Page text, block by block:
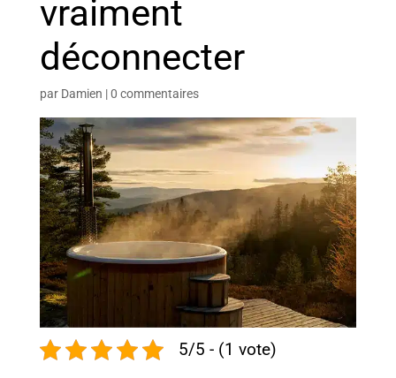
vraiment
déconnecter
par Damien |0 commentaires
5/5 - (1 vote)